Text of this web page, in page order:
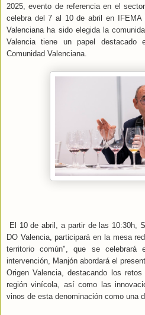
2025, evento de referencia en el
celebra del 7 al 10 de abril en IFEMA
Valenciana ha sido elegida la
Valencia tiene un papel
Comunidad Valenciana.
El 10 de abril, a partir de las 10:30h,
DO Valencia, participará en la mesa
territorio común", que se
intervención, Manjón abordará el
Origen Valencia, destacando los
región vinícola, así como las
vinos de esta denominación como una